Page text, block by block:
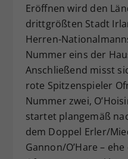
Eröffnen wird den
drittgrößten Stadt
Herren-
Nummer eins der
Anschließend misst
rote Spitzenspieler
Nummer zwei,
startet plangemäß
dem Doppel Erler/
Gannon/O’Hare –